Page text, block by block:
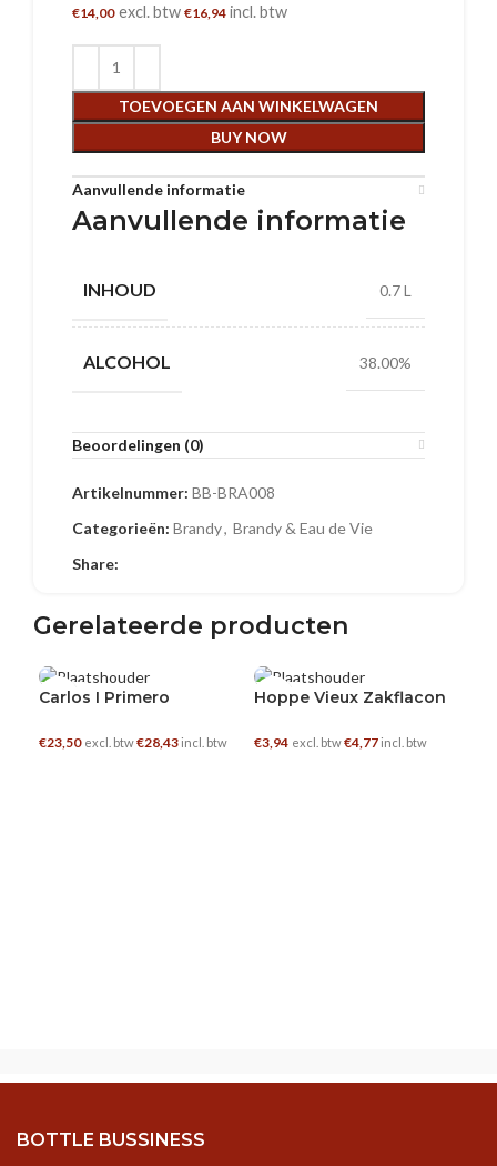
€14,00 excl. btw €16,94 incl. btw
TOEVOEGEN AAN WINKELWAGEN
BUY NOW
Aanvullende informatie
Aanvullende informatie
INHOUD 0.7 L
ALCOHOL 38.00%
Beoordelingen (0)
Artikelnummer: BB-BRA008
Categorieën: Brandy, Brandy & Eau de Vie
Share:
Gerelateerde producten
0.7 L
Carlos I Primero
€23,50 excl. btw€28,43 incl. btw
0.2 L
Hoppe Vieux Zakflacon
€3,94 excl. btw€4,77 incl. btw
BOTTLE BUSSINESS